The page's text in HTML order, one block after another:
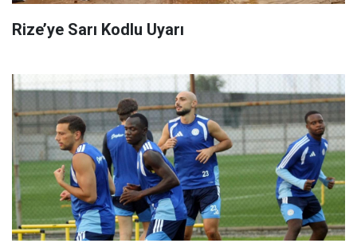
Rize’ye Sarı Kodlu Uyarı